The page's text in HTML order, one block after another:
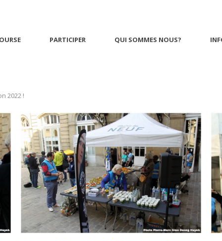
PARTICIPER QUI SOMMES NOUS?
2022 !